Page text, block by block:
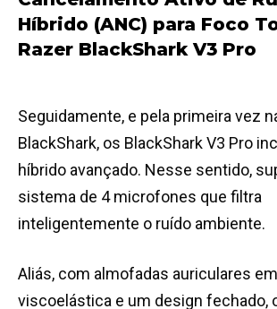
Híbrido (ANC) para Foco
Razer BlackShark V3 Pro
Seguidamente, e pela primeira vez
BlackShark, os BlackShark V3 Pro
híbrido avançado. Nesse sentido,
sistema de 4 microfones que filtra
inteligentemente o ruído ambiente.
Aliás, com almofadas auriculares
viscoelástica e um design fechado,